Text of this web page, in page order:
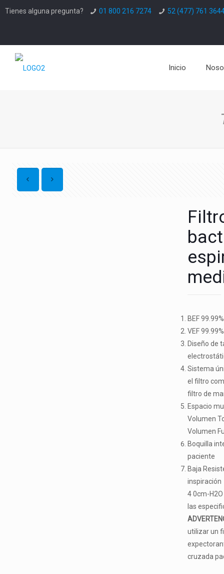
Tienes alguna pregunta? 01 800 216 7274 52 (477) 761
Inicio
BEF
VEF
Diseño de
Sistema
el filtro
filtro de
Espacio
Volumen
Volumen
Boquilla
paciente
Baja
inspiración
4 0cm-
las
utilizar un
cruzada